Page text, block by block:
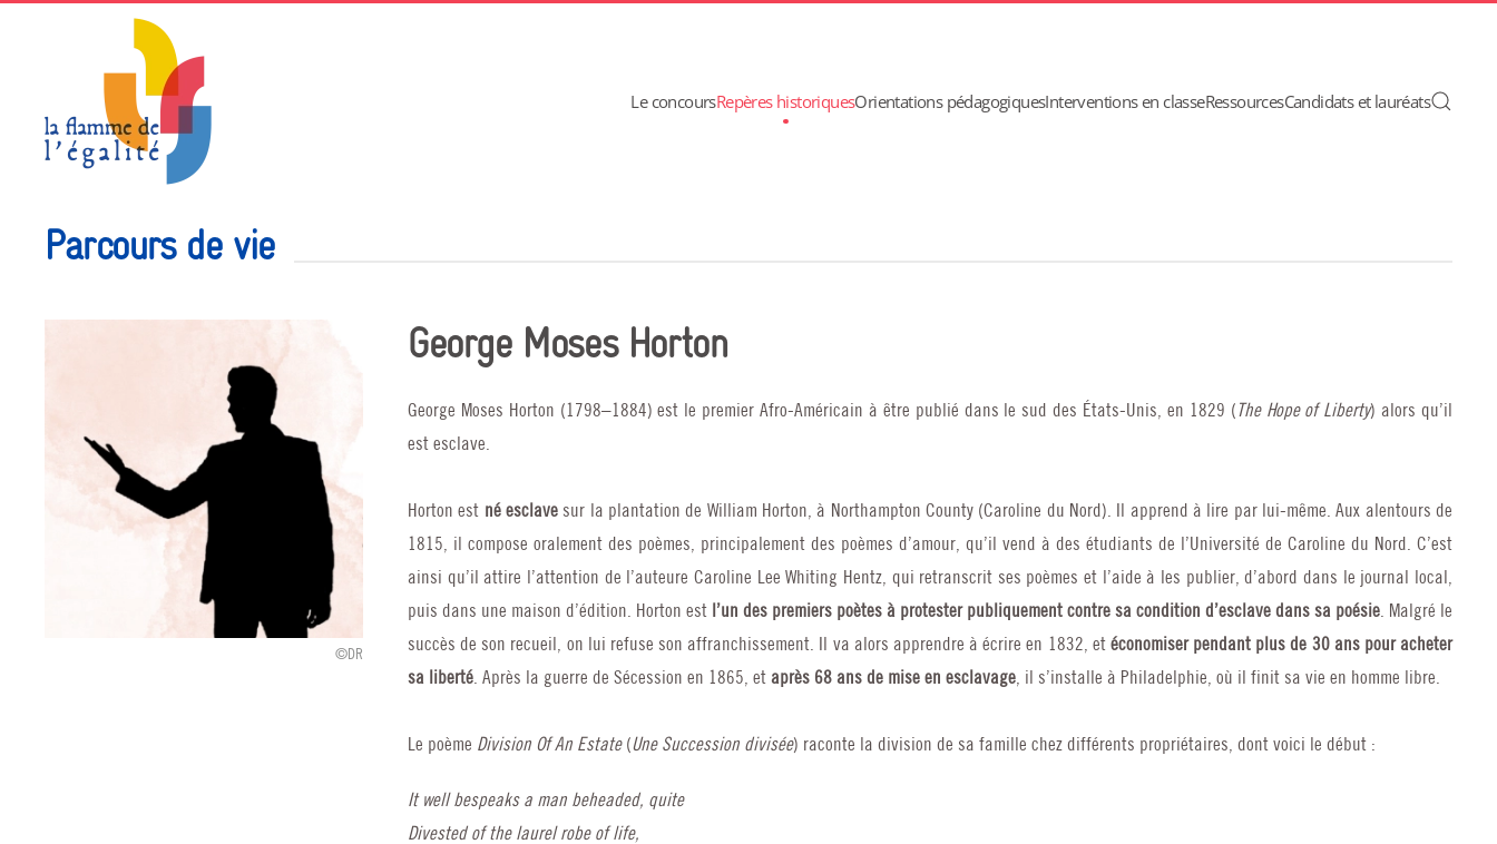
Accéder au contenu principal
Le concoursRepères historiquesOrientations pédagogiquesInterventions en classeRessourcesCandidats et lauréats
Parcours de vie
©DR
George Moses Horton
George Moses Horton (1798–1884) est le premier Afro-Américain à être publié dans le sud des États-Unis, en 1829 ( The Hope of Liberty) alors qu’il
est esclave.
Horton est né esclave sur la plantation de William Horton, à Northampton County (Caroline du Nord). Il apprend à lire par lui-même. Aux alentours de
1815, il compose oralement des poèmes, principalement des poèmes d’amour, qu’il vend à des étudiants de l’Université de Caroline du Nord. C’est
ainsi qu’il attire l’attention de l’auteure Caroline Lee Whiting Hentz, qui retranscrit ses poèmes et l’aide à les publier, d’abord dans le journal local,
puis dans une maison d’édition. Horton est l’un des premiers poètes à protester publiquement contre sa condition d’esclave dans sa poésie. Malgré le
succès de son recueil, on lui refuse son affranchissement. Il va alors apprendre à écrire en 1832, et économiser pendant plus de 30 ans pour acheter
sa liberté. Après la guerre de Sécession en 1865, et après 68 ans de mise en esclavage, il s’installe à Philadelphie, où il finit sa vie en homme libre.
Le poème Division Of An Estate(Une Succession divisée) raconte la division de sa famille chez différents propriétaires, dont voici le début :
It well bespeaks a man beheaded, quite
Divested of the laurel robe of life,